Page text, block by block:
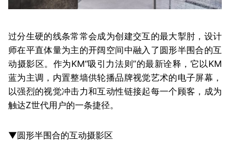
过分生硬的线条常常会成为创建交互的最大掣肘，设计
师在平直体量为主的开阔空间中融入了圆形半围合的互
动摄影区。作为KM“吸引力法则”的最新诠释，它以KM
蓝为主调，内置整墙供轮播品牌视觉艺术的电子屏幕，
以强烈的视觉冲击力和互动性链接起每一个顾客，成为
触达Z世代用户的一条捷径。
▼圆形半围合的互动摄影区